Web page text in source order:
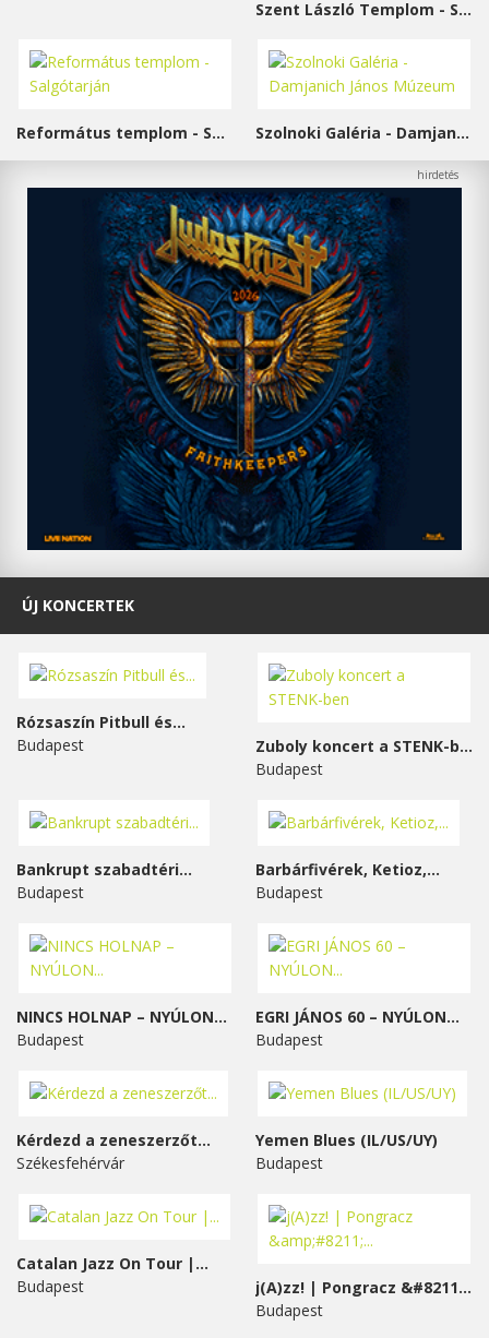
Szent László Templom - Sárvár
Református templom - Salgótarján Szolnoki Galéria - Damjanich János Múzeum
ÚJ KONCERTEK
Rózsaszín Pitbull és...
Budapest
Zuboly koncert a STENK-ben
Budapest
Bankrupt szabadtéri...
Budapest
Barbárfivérek, Ketioz,...
Budapest
NINCS HOLNAP – NYÚLON...
Budapest
EGRI JÁNOS 60 – NYÚLON...
Budapest
Kérdezd a zeneszerzőt...
Székesfehérvár
Yemen Blues (IL/US/UY)
Budapest
Catalan Jazz On Tour |...
Budapest
j(A)zz! | Pongracz &#8211;...
Budapest